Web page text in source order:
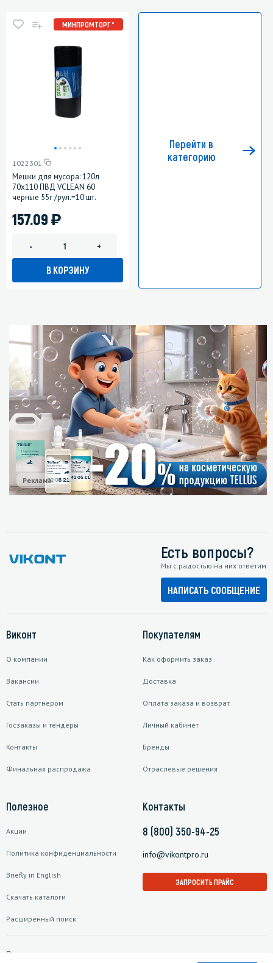
МИНПРОМТОРГ *
1022301
Мешки для мусора: 120л
70х110 ПВД VCLEAN 60
черные 55г /рул.=10 шт.
157.09)
- +
В КОРЗИНУ
Перейти в
категорию
Реклама
Есть вопросы?
Мы с радостью на них ответим
НАПИСАТЬ СООБЩЕНИЕ
Виконт
О компании
Вакансии
Стать партнером
Госзаказы и тендеры
Контакты
Финальная распродажа
Покупателям
Как оформить заказ
Доставка
Оплата заказа и возврат
Личный кабинет
Бренды
Отраслевые решения
Полезное
Акции
Политика конфиденциальности
Briefly in English
Скачать каталоги
Расширенный поиск
Контакты
8 (800) 350-94-25
info@vikontpro.ru
ЗАПРОСИТЬ ПРАЙС
Подписаться на рассылку